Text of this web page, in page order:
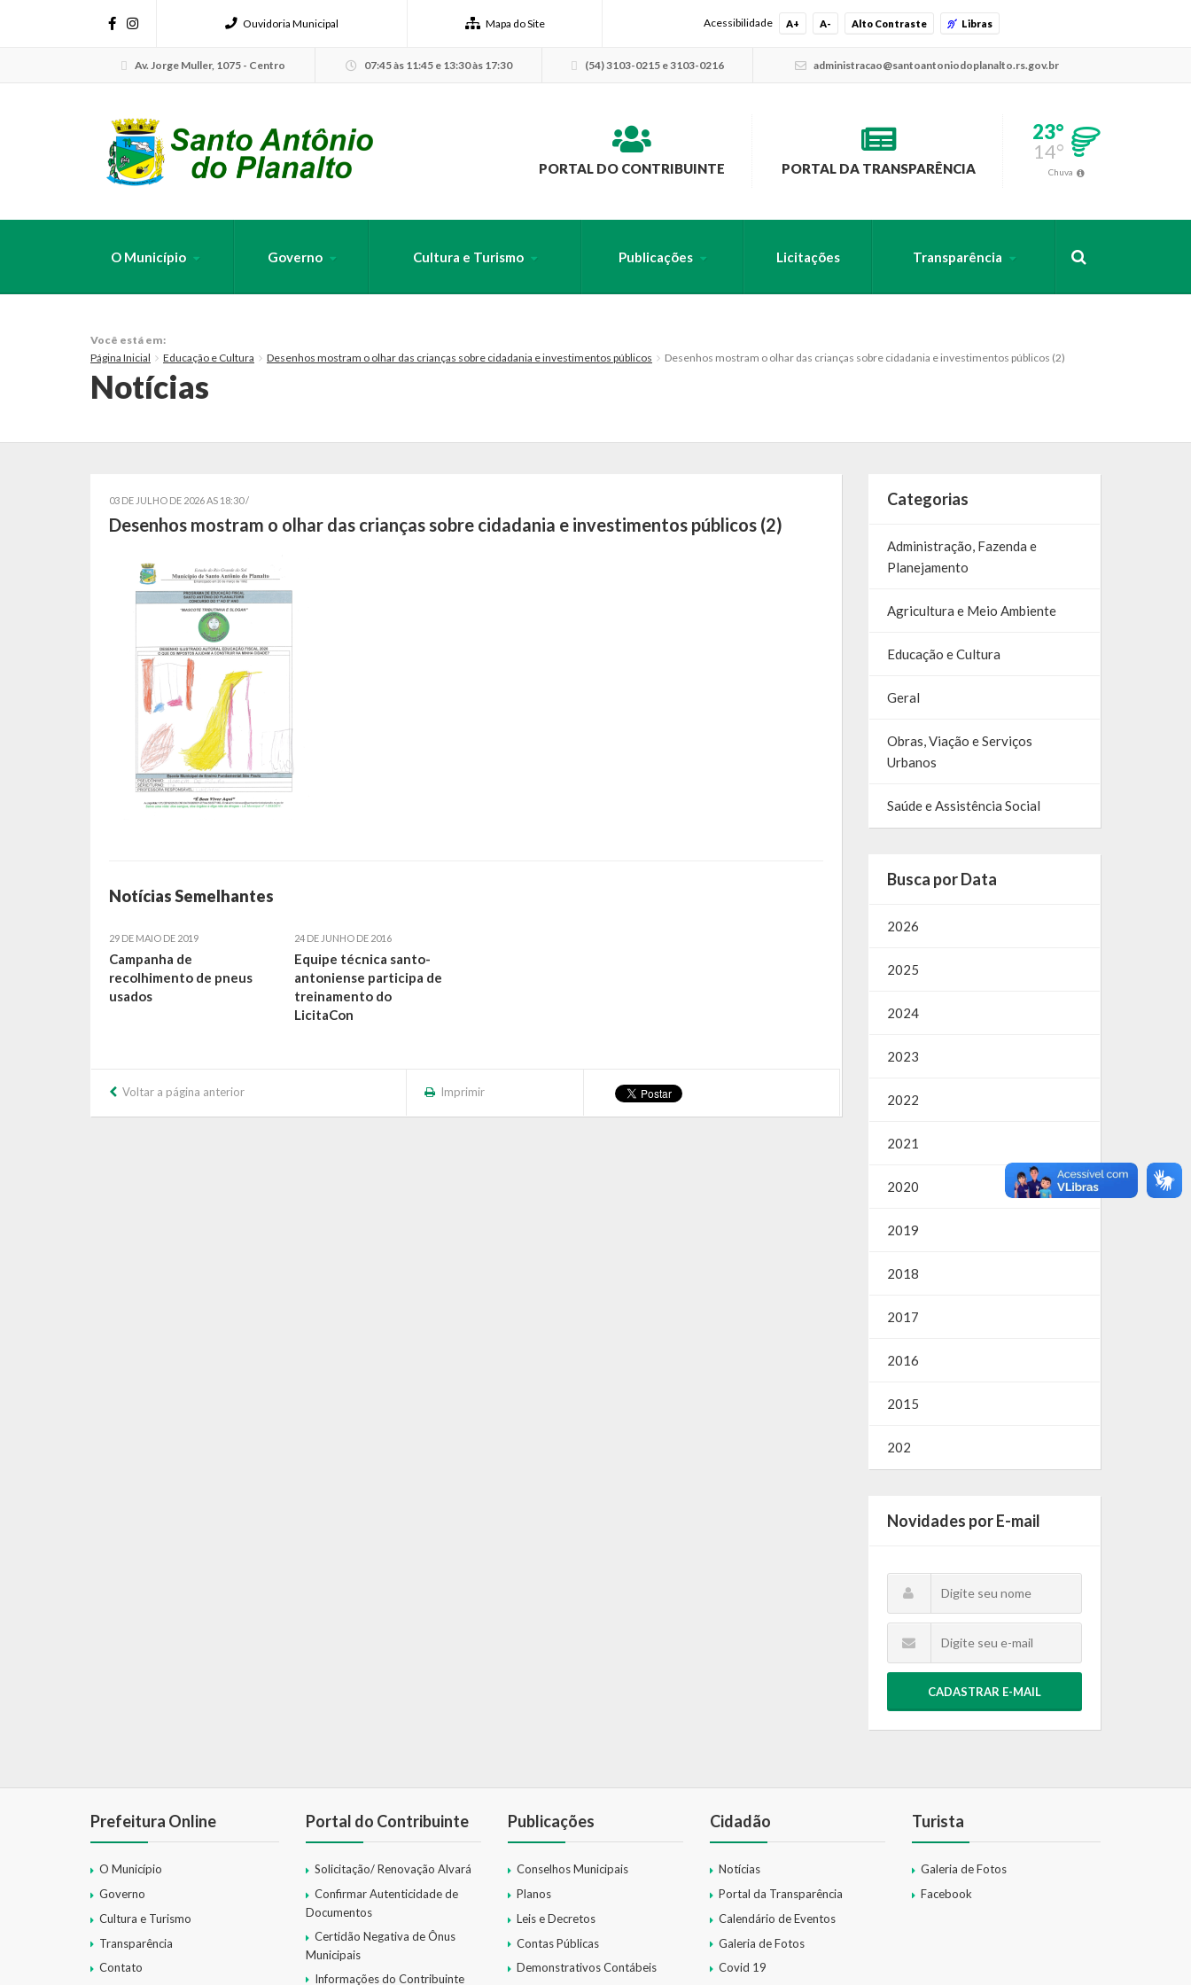
Ouvidoria Municipal Mapa do Site Acessibilidade A+ A- Alto Contraste Libras
Av. Jorge Muller, 1075 - Centro 07:45 às 11:45 e 13:30 às 17:30 (54) 3103-0215 e 3103-0216 administracao@santoantoniodoplanalto.rs.gov.br
PORTAL DO CONTRIBUINTE PORTAL DA TRANSPARÊNCIA
23°
14°
Chuva
O Município Governo Cultura e Turismo Publicações Licitações Transparência
Você está em:
Página Inicial
Educação e Cultura Desenhos mostram o olhar das crianças sobre cidadania e investimentos públicos Desenhos mostram o olhar das crianças sobre cidadania e investimentos públicos (2)
Notícias
03 DE JULHO DE 2026 AS 18:30 /
Desenhos mostram o olhar das crianças sobre cidadania e investimentos públicos (2)
Notícias Semelhantes
29 DE MAIO DE 2019
Campanha de
recolhimento de pneus
usados
24 DE JUNHO DE 2016
Equipe técnica santo-
antoniense participa de
treinamento do
LicitaCon
Voltar a página anterior Imprimir
Categorias
Administração, Fazenda e
Planejamento
Agricultura e Meio Ambiente
Educação e Cultura
Geral
Obras, Viação e Serviços
Urbanos
Saúde e Assistência Social
Busca por Data
2026
2025
2024
2023
2022
2021
2020
2019
2018
2017
2016
2015
202
Novidades por E-mail
CADASTRAR E-MAIL
Prefeitura Online
O Município
Governo
Cultura e Turismo
Transparência
Contato
Portal do Contribuinte
Solicitação/ Renovação Alvará
Confirmar Autenticidade de
Documentos
Certidão Negativa de Ônus
Municipais
Informações do Contribuinte
Publicações
Conselhos Municipais
Planos
Leis e Decretos
Contas Públicas
Demonstrativos Contábeis
Cidadão
Notícias
Portal da Transparência
Calendário de Eventos
Galeria de Fotos
Covid 19
Turista
Galeria de Fotos
Facebook